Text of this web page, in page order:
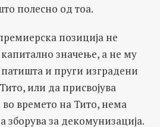
полесно од тоа.
позиција не
значење, а не му
и пруги изградени
или да присвојува
времето на Тито, нема
зборува за декомунизација.